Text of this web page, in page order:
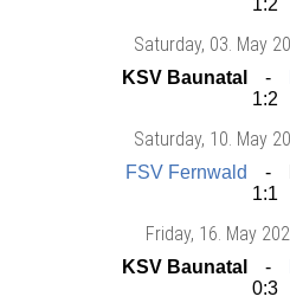
1:2
Saturday, 03. May
KSV Baunatal
1:2
Saturday, 10. May
FSV Fernwald
1:1
Friday, 16. May
KSV Baunatal
0:3